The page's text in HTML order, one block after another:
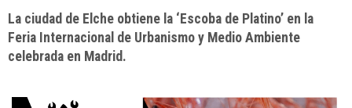
La ciudad de Elche obtiene la ‘Escoba de Platino’ en la
Feria Internacional de Urbanismo y Medio Ambiente
celebrada en Madrid.